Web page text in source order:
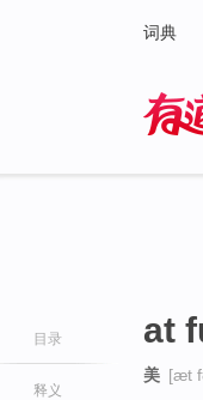
词典
目录
释义
at
美 [æt